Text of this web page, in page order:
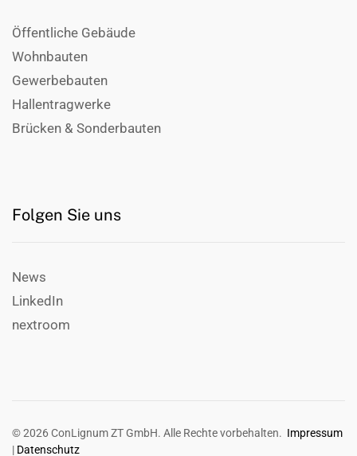
Öffentliche Gebäude
Wohnbauten
Gewerbebauten
Hallentragwerke
Brücken & Sonderbauten
Folgen Sie uns
News
LinkedIn
nextroom
©2026ConLignum ZT GmbH. Alle Rechte vorbehalten. Impressum
| Datenschutz